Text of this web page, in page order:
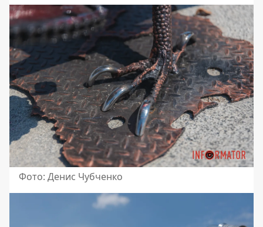
Фото: Денис Чубченко